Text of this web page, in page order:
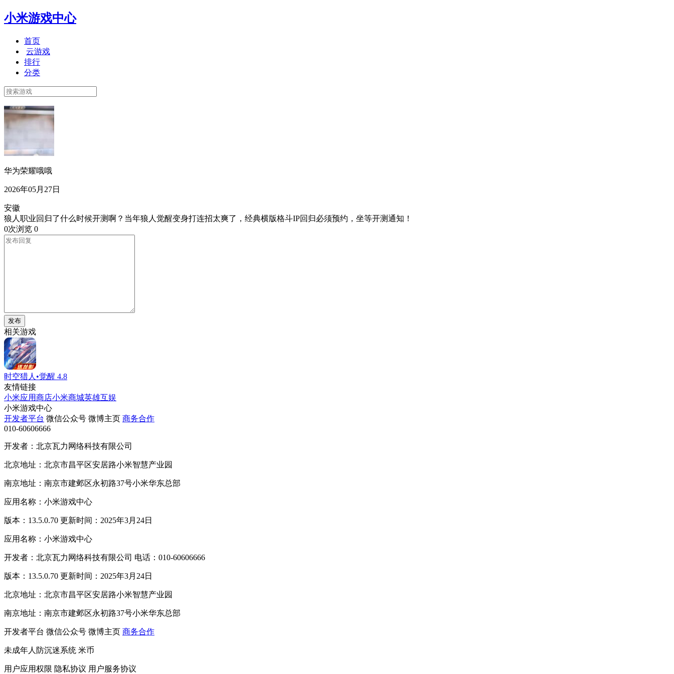
小米游戏中心
首页
云游戏
排行
分类
华为荣耀哦哦
2026年05月27日
安徽
狼人职业回归了什么时候开测啊？当年狼人觉醒变身打连招太爽了，经典横版格斗IP回归必须预约，坐等开测通知！
0次浏览 0
发布
相关游戏
时空猎人•觉醒 4.8
友情链接
小米应用商店小米商城英雄互娱
小米游戏中心
开发者平台 微信公众号 微博主页 商务合作
010-60606666
开发者：北京瓦力网络科技有限公司
北京地址：北京市昌平区安居路小米智慧产业园
南京地址：南京市建邺区永初路37号小米华东总部
应用名称：小米游戏中心
版本：13.5.0.70 更新时间：2025年3月24日
应用名称：小米游戏中心
开发者：北京瓦力网络科技有限公司 电话：010-60606666
版本：13.5.0.70 更新时间：2025年3月24日
北京地址：北京市昌平区安居路小米智慧产业园
南京地址：南京市建邺区永初路37号小米华东总部
开发者平台 微信公众号 微博主页 商务合作
未成年人防沉迷系统 米币
用户应用权限 隐私协议 用户服务协议